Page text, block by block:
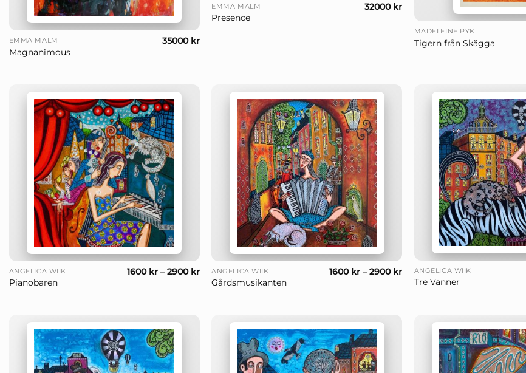
+
EMMA MALM
Magnanimous
35000 kr
EMMA MALM
Presence
32000 kr
MADELEINE PYK
Tigern från Skägga
+
ANGELICA WIIK
Pianobaren
1600 kr– 2900 kr
+
ANGELICA WIIK
Gårdsmusikanten
1600 kr –2900 kr
+
ANGELICA WIIK
Tre Vänner